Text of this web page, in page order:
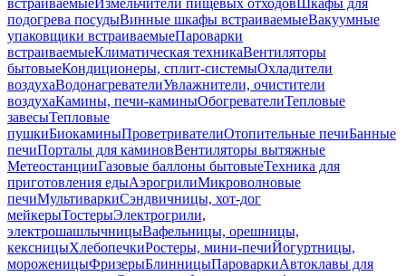
встраиваемыеИзмельчители пищевых отходовШкафы для
подогрева посудыВинные шкафы встраиваемыеВакуумные
упаковщики встраиваемыеПароварки
встраиваемыеКлиматическая техникаВентиляторы
бытовыеКондиционеры, сплит-системыОхладители
воздухаВодонагревателиУвлажнители, очистители
воздухаКамины, печи-каминыОбогревателиТепловые
завесыТепловые
пушкиБиокаминыПроветривателиОтопительные печиБанные
печиПорталы для каминовВентиляторы вытяжные
МетеостанцииГазовые баллоны бытовыеТехника для
приготовления едыАэрогрилиМикроволновые
печиМультиваркиСэндвичницы, хот-дог
мейкерыТостерыЭлектрогрили,
электрошашлычницыВафельницы, орешницы,
кексницыХлебопечкиРостеры, мини-печиЙогуртницы,
мороженицыФризерыБлинницыПароваркиАвтоклавы для